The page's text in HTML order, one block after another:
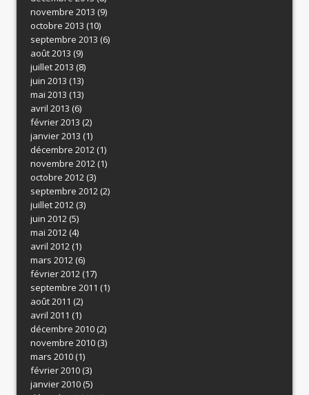
novembre 2013 (9)
octobre 2013 (10)
septembre 2013 (6)
août 2013 (9)
juillet 2013 (8)
juin 2013 (13)
mai 2013 (13)
avril 2013 (6)
février 2013 (2)
janvier 2013 (1)
décembre 2012(1)
novembre 2012(1)
octobre 2012(3)
septembre 2012(2)
juillet 2012(3)
juin 2012(5)
mai 2012(4)
avril 2012(1)
mars 2012(6)
février 2012(17)
septembre 2011 (1)
août 2011 (2)
avril 2011 (1)
décembre 2010(2)
novembre 2010(3)
mars 2010(1)
février 2010(3)
janvier 2010(5)